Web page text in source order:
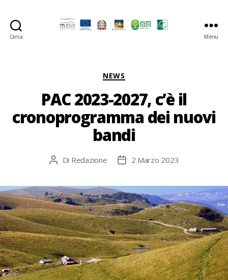
Cerca Menu
Categorie
NEWS
PAC 2023-2027, c’è il
cronoprogramma dei nuovi
bandi
Autore
Di Redazione
Data2 Marzo 2023